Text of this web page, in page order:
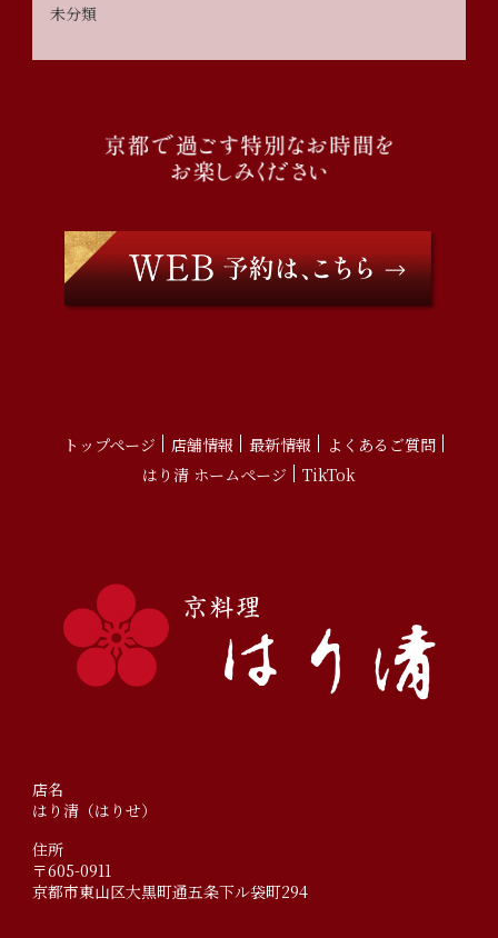
未分類
トップページ 店舗情報 最新情報
よくあるご質問
はり清 ホームページ
TikTok
店名
はり清（はりせ）
住所
〒605-0911
京都市東山区大黒町通五条下ル袋町294